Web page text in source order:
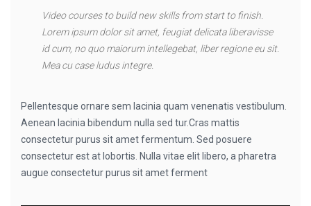
Video courses to build new skills from start to finish.
Lorem ipsum dolor sit amet, feugiat delicata liberavisse
id cum, no quo maiorum intellegebat, liber regione eu sit.
Mea cu case ludus integre.
Pellentesque ornare sem lacinia quam venenatis vestibulum.
Aenean lacinia bibendum nulla sed tur.Cras mattis
consectetur purus sit amet fermentum. Sed posuere
consectetur est at lobortis. Nulla vitae elit libero, a pharetra
augue consectetur purus sit amet ferment